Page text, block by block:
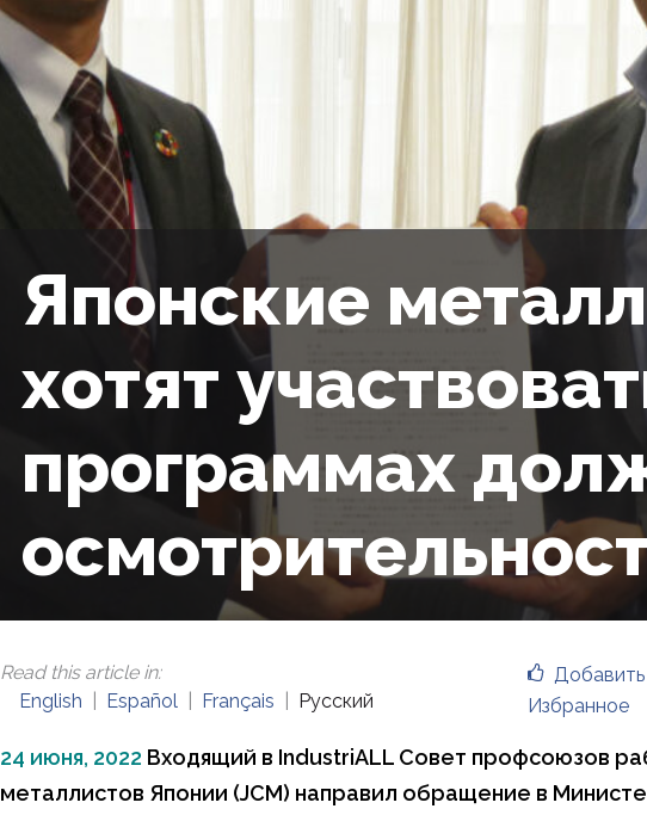
Японские
хотят
программах
Добавить
Избранное
Read this article in:
English
Español Français Русский
24 июня, 2022 Входящий в IndustriALL Совет профсоюзов
металлистов Японии (JCM) направил обращение в